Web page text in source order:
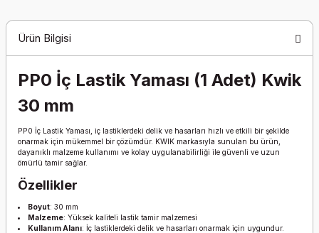
Ürün Bilgisi
PP0 İç Lastik Yaması (1 Adet) Kwik
30 mm
PP0 İç Lastik Yaması, iç lastiklerdeki delik ve hasarları hızlı ve etkili bir şekilde
onarmak için mükemmel bir çözümdür. KWIK markasıyla sunulan bu ürün,
dayanıklı malzeme kullanımı ve kolay uygulanabilirliği ile güvenli ve uzun
ömürlü tamir sağlar.
Özellikler
Boyut: 30 mm
Malzeme: Yüksek kaliteli lastik tamir malzemesi
Kullanım Alanı: İç lastiklerdeki delik ve hasarları onarmak için uygundur.